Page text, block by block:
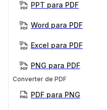
PPT para PDF
Word para PDF
Excel para PDF
PNG para PDF
Converter de PDF
PDF para PNG